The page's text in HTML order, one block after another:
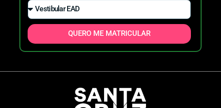
QUERO ME MATRICULAR